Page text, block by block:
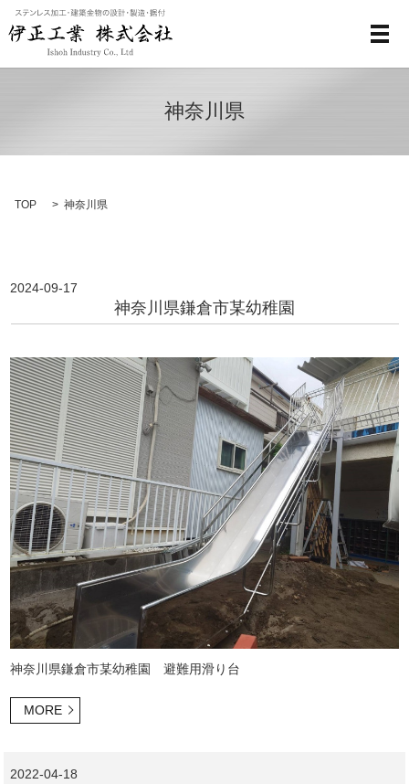
メ
神奈川県
TOP 神奈川県
2024-09-17
神奈川県鎌倉市某幼稚園
神奈川県鎌倉市某幼稚園 避難用滑り台
MORE
2022-04-18